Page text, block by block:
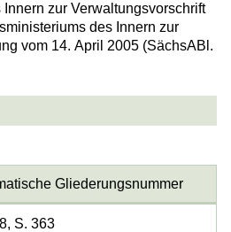
zur Verwaltungsvorschrift
des Innern zur
vom 14. April 2005 (SächsABl.
Gliederungsnummer
S. 363